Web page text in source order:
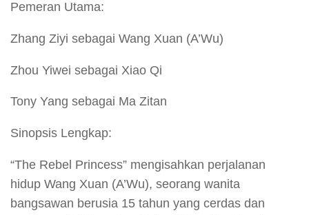
Pemeran Utama:
Zhang Ziyi sebagai Wang Xuan (A’Wu)
Zhou Yiwei sebagai Xiao Qi
Tony Yang sebagai Ma Zitan
Sinopsis Lengkap:
“The Rebel Princess” mengisahkan perjalanan
hidup Wang Xuan (A’Wu), seorang wanita
bangsawan berusia 15 tahun yang cerdas dan